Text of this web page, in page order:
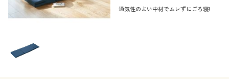
通気性のよい中材でムレずにごろ寝!